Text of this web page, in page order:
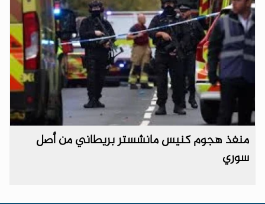
منفذ هجوم كنيس مانشستر بريطاني من أصل
سوري